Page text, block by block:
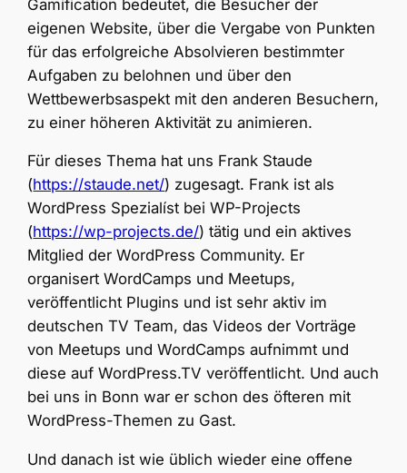
Gamification bedeutet, die Besucher der
eigenen Website, über die Vergabe von Punkten
für das erfolgreiche Absolvieren bestimmter
Aufgaben zu belohnen und über den
Wettbewerbsaspekt mit den anderen Besuchern,
zu einer höheren Aktivität zu animieren.
Für dieses Thema hat uns Frank Staude
(https://staude.net/) zugesagt. Frank ist als
WordPress Spezialíst bei WP-Projects
(https://wp-projects.de/) tätig und ein aktives
Mitglied der WordPress Community. Er
organisert WordCamps und Meetups,
veröffentlicht Plugins und ist sehr aktiv im
deutschen TV Team, das Videos der Vorträge
von Meetups und WordCamps aufnimmt und
diese auf WordPress.TV veröffentlicht. Und auch
bei uns in Bonn war er schon des öfteren mit
WordPress-Themen zu Gast.
Und danach ist wie üblich wieder eine offene